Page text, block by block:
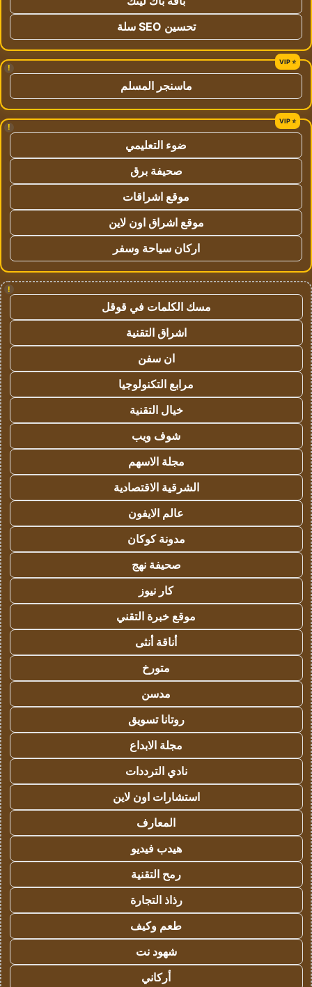
تحسين SEO سلة
!
ماسنجر المسلم
!
ضوء التعليمي
صحيفة برق
موقع اشراقات
موقع اشراق اون لاين
اركان سياحة وسفر
!
مسك الكلمات في قوقل
اشراق التقنية
ان سفن
مرابع التكنولوجيا
خيال التقنية
شوف ويب
مجلة الاسهم
الشرقية الاقتصادية
عالم الايفون
مدونة كوكان
صحيفة نهج
كار نيوز
موقع خبرة التقني
أناقة أنثى
متورخ
مدسن
روتانا تسويق
مجلة الابداع
نادي الترددات
استشارات اون لاين
المعارف
هيدب فيديو
رمح التقنية
رذاذ التجارة
طعم وكيف
شهود نت
أركاني